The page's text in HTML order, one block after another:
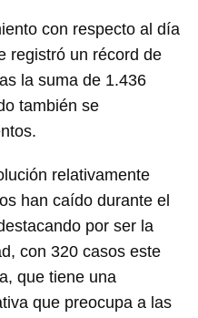
con respecto al día
registró un récord de
la suma de 1.436
también se
relativamente
han caído durante el
por ser la
con 320 casos este
que tiene una
que preocupa a las